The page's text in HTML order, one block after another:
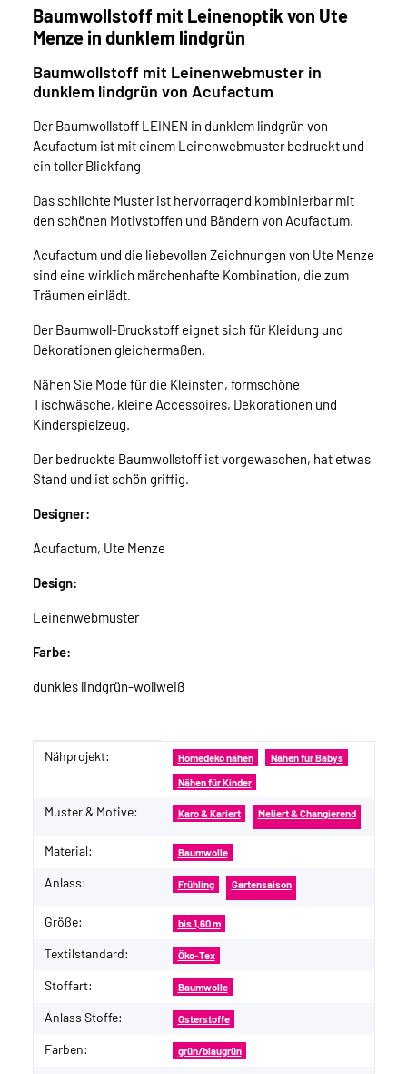
Baumwollstoff mit Leinenoptik von Ute
Menze in dunklem lindgrün
Baumwollstoff mit Leinenwebmuster in
dunklem lindgrün von Acufactum
Der Baumwollstoff LEINEN in dunklem lindgrün von
Acufactum ist mit einem Leinenwebmuster bedruckt und
ein toller Blickfang
Das schlichte Muster ist hervorragend kombinierbar mit
den schönen Motivstoffen und Bändern von Acufactum.
Acufactum und die liebevollen Zeichnungen von Ute Menze
sind eine wirklich märchenhafte Kombination, die zum
Träumen einlädt.
Der Baumwoll-Druckstoff eignet sich für Kleidung und
Dekorationen gleichermaßen.
Nähen Sie Mode für die Kleinsten, formschöne
Tischwäsche, kleine Accessoires, Dekorationen und
Kinderspielzeug.
Der bedruckte Baumwollstoff ist vorgewaschen, hat etwas
Stand und ist schön griffig.
Designer:
Acufactum, Ute Menze
Design:
Leinenwebmuster
Farbe:
dunkles lindgrün-wollweiß
Produkteigenschaft
Wert
Nähprojekt: Homedeko nähen Nähen für Babys
Nähen für Kinder
Muster & Motive: Karo & Kariert Meliert & Changierend
Material: Baumwolle
Anlass: Frühling Gartensaison
Größe: bis 1,60 m
Textilstandard: Öko-Tex
Stoffart: Baumwolle
Anlass Stoffe: Osterstoffe
Farben: grün/blaugrün